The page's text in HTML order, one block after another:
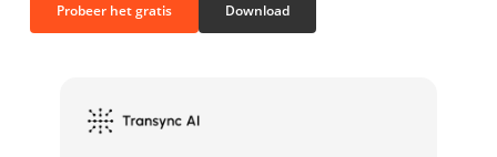
Probeer het gratis Download